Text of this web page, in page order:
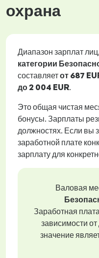
охрана
Диапазон зарплат
категории
составляетот 687
до2 004 EUR.
Это общая чистая
бонусы. Зарплаты
должностях. Если вы
заработной плате
зарплату для
Валовая
Заработная
зависимости
значение